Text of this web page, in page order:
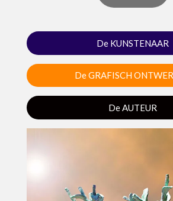
De KUNSTENAAR
De GRAFISCH
De AUTEUR